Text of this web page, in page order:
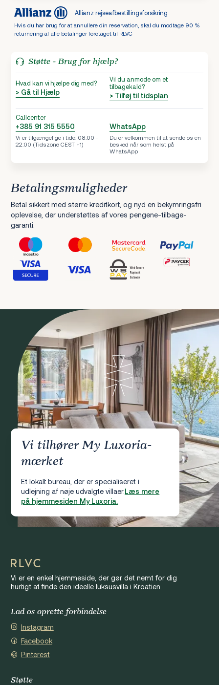
Allianz rejseafbestillingsforsikring
Hvis du har brug for at annullere din reservation, skal du modtage 90 %
returnering af alle betalinger foretaget til RLVC
Støtte - Brug for hjælp?
Hvad kan vi hjælpe dig med?
> Gå til Hjælp
Vil du anmode om et
tilbagekald?
> Tilføj til tidsplan
Callcenter
+385 91 315 5550
Vi er tilgængelige i tide: 08:00 -
22:00 (Tidszone CEST +1)
WhatsApp
Du er velkommen til at sende os en
besked når som helst på
WhatsApp
Betalingsmuligheder
Betal sikkert med større kreditkort, og nyd en bekymringsfri
oplevelse, der understøttes af vores pengene-tilbage-
garanti.
Vi tilhører My Luxoria-
mærket
Et lokalt bureau, der er specialiseret i
udlejning af nøje udvalgte villaer.Læs mere
på hjemmesiden My Luxoria.
Vi er en enkel hjemmeside, der gør det nemt for dig
hurtigt at finde den ideelle luksusvilla i Kroatien.
Lad os oprette forbindelse
Instagram
Facebook
Pinterest
Støtte